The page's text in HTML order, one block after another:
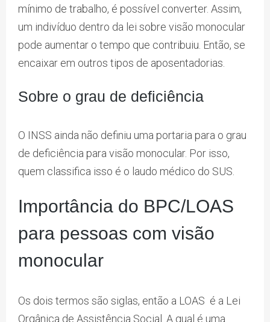
mínimo de trabalho, é possível converter. Assim,
um indivíduo dentro da lei sobre visão monocular
pode aumentar o tempo que contribuiu. Então, se
encaixar em outros tipos de aposentadorias.
Sobre o grau de deficiência
O INSS ainda não definiu uma portaria para o grau
de deficiência para visão monocular. Por isso,
quem classifica isso é o laudo médico do SUS.
Importância do BPC/LOAS
para pessoas com visão
monocular
Os dois termos são siglas, então a LOAS é a Lei
Orgânica de Assistência Social. A qual é uma